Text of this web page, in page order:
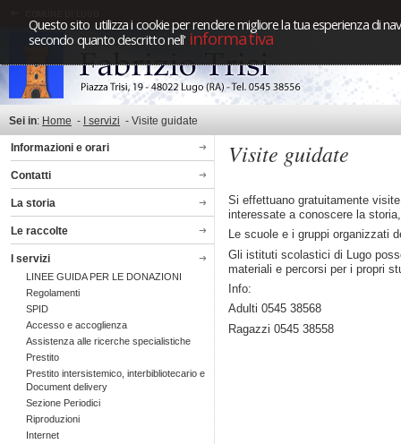
Questo sito utilizza i cookie per rendere migliore la tua esperienza di
secondo quanto descritto nell'informativa
Sei in: Home - I servizi - Visite guidate
Informazioni e orari
Contatti
La storia
Le raccolte
I servizi
LINEE GUIDA PER LE DONAZIONI
Regolamenti
SPID
Accesso e accoglienza
Assistenza alle ricerche specialistiche
Prestito
Prestito intersistemico, interbibliotecario e
Document delivery
Sezione Periodici
Riproduzioni
Internet
Visite guidate
Si effettuano gratuitamente
interessate a conoscere la
Le scuole e i gruppi organizzati
Gli istituti scolastici di Lugo
materiali e percorsi per i propri
Info:
Adulti 0545 38568
Ragazzi 0545 38558